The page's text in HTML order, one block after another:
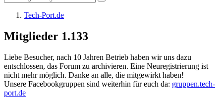
Tech-Port.de
Mitglieder 1.133
Liebe Besucher, nach 10 Jahren Betrieb haben wir uns dazu
entschlossen, das Forum zu archivieren. Eine Neuregistrierung ist
nicht mehr möglich. Danke an alle, die mitgewirkt haben!
Unsere Facebookgruppen sind weiterhin für euch da: gruppen.tech-
port.de